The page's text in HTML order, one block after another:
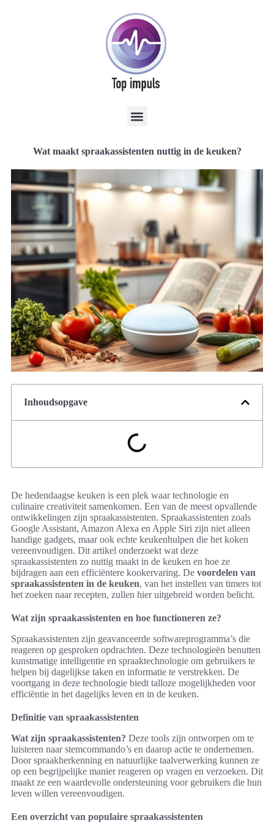
Wat maakt spraakassistenten nuttig in de keuken?
Inhoudsopgave
De hedendaagse keuken is een plek waar technologie en
culinaire creativiteit samenkomen. Een van de meest opvallende
ontwikkelingen zijn spraakassistenten. Spraakassistenten zoals
Google Assistant, Amazon Alexa en Apple Siri zijn niet alleen
handige gadgets, maar ook echte keukenhulpen die het koken
vereenvoudigen. Dit artikel onderzoekt wat deze
spraakassistenten zo nuttig maakt in de keuken en hoe ze
bijdragen aan een efficiëntere kookervaring. De voordelen van
spraakassistenten in de keuken, van het instellen van timers tot
het zoeken naar recepten, zullen hier uitgebreid worden belicht.
Wat zijn spraakassistenten en hoe functioneren ze?
Spraakassistenten zijn geavanceerde softwareprogramma’s die
reageren op gesproken opdrachten. Deze technologieën benutten
kunstmatige intelligentie en spraaktechnologie om gebruikers te
helpen bij dagelijkse taken en informatie te verstrekken. De
voortgang in deze technologie biedt talloze mogelijkheden voor
efficiëntie in het dagelijks leven en in de keuken.
Definitie van spraakassistenten
Wat zijn spraakassistenten? Deze tools zijn ontworpen om te
luisteren naar stemcommando’s en daarop actie te ondernemen.
Door spraakherkenning en natuurlijke taalverwerking kunnen ze
op een begrijpelijke manier reageren op vragen en verzoeken. Dit
maakt ze een waardevolle ondersteuning voor gebruikers die hun
leven willen vereenvoudigen.
Een overzicht van populaire spraakassistenten